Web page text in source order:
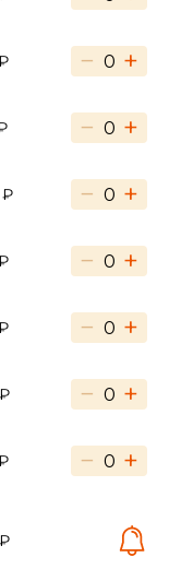
− +
− +
− +
− +
− +
− +
− +